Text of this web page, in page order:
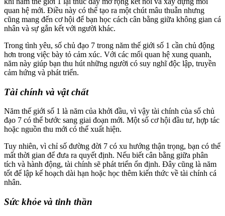
quan hệ mới. Điều này có thể tạo ra một chút mâu thuẫn nhưng
cũng mang đến cơ hội để bạn học cách cân bằng giữa không gian cá
nhân và sự gắn kết với người khác.
Trong tình yêu, số chủ đạo 7 trong năm thế giới số 1 cần chủ động
hơn trong việc bày tỏ cảm xúc. Với các mối quan hệ xung quanh,
năm này giúp bạn thu hút những người có suy nghĩ độc lập, truyền
cảm hứng và phát triển.
Tài chính và vật chất
Năm thế giới số 1 là năm của khởi đầu, vì vậy tài chính của số chủ
đạo 7 có thể bước sang giai đoạn mới. Một số cơ hội đầu tư, hợp tác
hoặc nguồn thu mới có thể xuất hiện.
Tuy nhiên, vì chỉ số đường đời 7 có xu hướng thận trọng, bạn có thể
mất thời gian để đưa ra quyết định. Nếu biết cân bằng giữa phân
tích và hành động, tài chính sẽ phát triển ổn định. Đây cũng là năm
tốt để lập kế hoạch dài hạn hoặc học thêm kiến thức về tài chính cá
nhân.
Sức khỏe và tinh thần